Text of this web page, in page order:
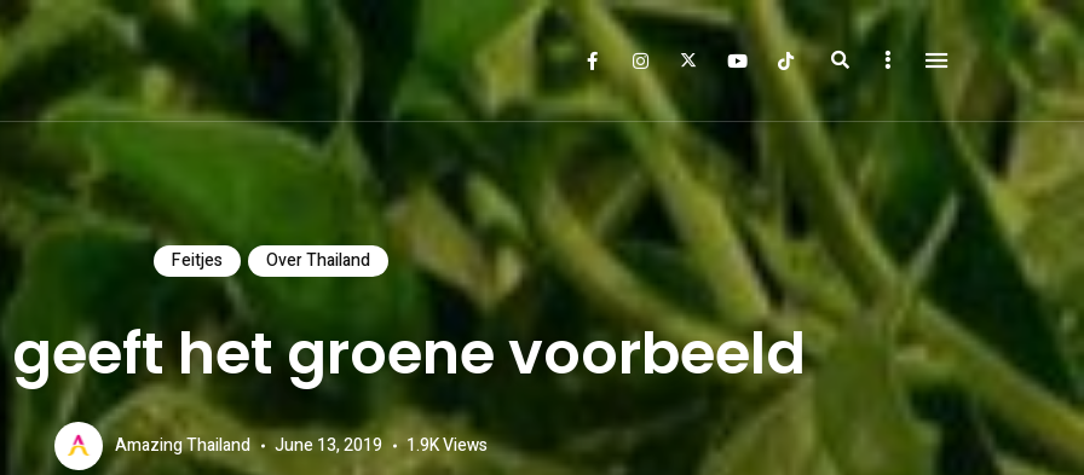
SearchSidebar
Feitjes Over Thailand
het groene voorbeeld
Amazing Thailand June 13, 2019 1.9KViews